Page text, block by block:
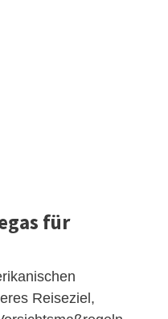
für
Reiseziel,